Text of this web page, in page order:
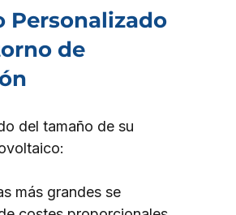
Personalizado
de
del tamaño de su
más grandes se